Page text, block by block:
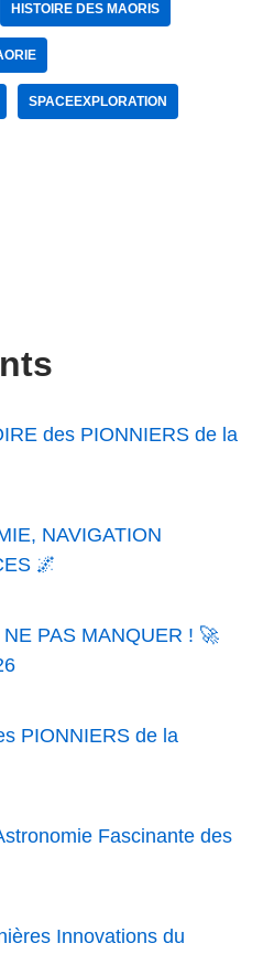
HISTOIRE DES MAORIS
SPACEEXPLORATION
des PIONNIERS de la
NAVIGATION
🌌
PAS MANQUER ! 🚀
PIONNIERS de la
Fascinante des
Innovations du